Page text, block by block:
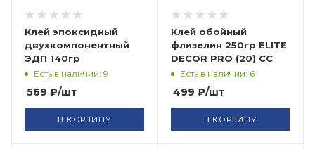
Клей эпоксидный
двухкомпонентный
ЭДП 140гр
Есть в наличии: 9
569 ₽/шт
В КОРЗИНУ
Клей обойный
флизелин 250гр ELITE
DECOR PRO (20) СС
Есть в наличии: 6
499 ₽/шт
В КОРЗИНУ